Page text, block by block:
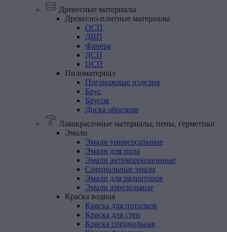
Древесные материалы
Древесно-плитные материалы
ОСП
ДВП
Фанера
ДСП
ЦСП
Пиломатериал
Погонажные изделия
Брус
Брусок
Доска обрезная
Лакокрасочные материалы, пены, герметики
Эмали
Эмали универсальные
Эмали для пола
Эмали антикоррозионные
Специальные эмали
Эмали для радиаторов
Эмали аэрозольные
Краска водная
Краска для потолков
Краска для стен
Краска специальная